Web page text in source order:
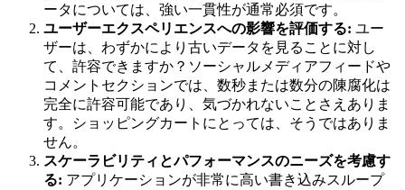
ータについては、強い一貫性が通常必須です。
ユーザーエクスペリエンスへの影響を評価する: ユー
ザーは、わずかにより古いデータを見ることに対し
て、許容できますか？ソーシャルメディアフィードや
コメントセクションでは、数秒または数分の陳腐化は
完全に許容可能であり、気づかれないことさえありま
す。ショッピングカートにとっては、そうではありま
せん。
スケーラビリティとパフォーマンスのニーズを考慮す
る: アプリケーションが非常に高い書き込みスループ